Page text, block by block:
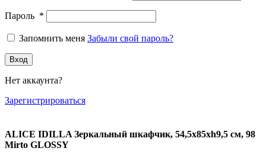
Пароль *
Запомнить меня Забыли свой пароль?
Вход
Нет аккаунта?
Зарегистрироваться
ALICE IDILLA Зеркальный шкафчик, 54,5x85xh9,5 см, 98
Mirto GLOSSY